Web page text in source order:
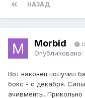
НАЗАД
Morbid 0
Опубликовано:
Вот наконец получил
бокс - с декабря.
ачивменты.